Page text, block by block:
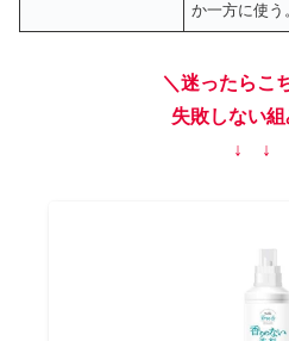
か一方に使う
＼迷ったらこ
失敗しない
↓ ↓